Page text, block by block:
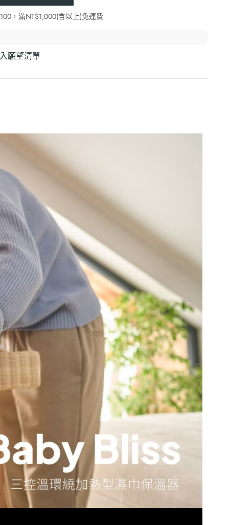
，滿NT$1,000(含以上)免運費
願望清單